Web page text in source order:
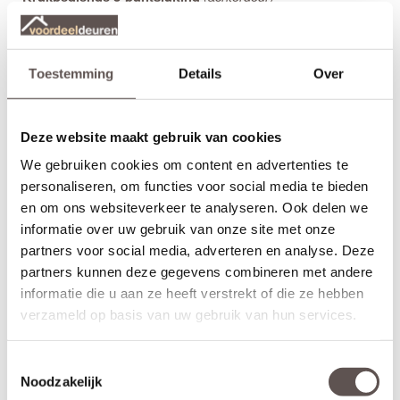
Toestemming Details Over
Deze website maakt gebruik van cookies
We gebruiken cookies om content en advertenties te
personaliseren, om functies voor social media te bieden
en om ons websiteverkeer te analyseren. Ook delen we
informatie over uw gebruik van onze site met onze
partners voor social media, adverteren en analyse. Deze
partners kunnen deze gegevens combineren met andere
informatie die u aan ze heeft verstrekt of die ze hebben
verzameld op basis van uw gebruik van hun services.
Noodzakelijk
Te gebruiken voor buitendeuren met aan beide zijden een
deurkruk. Dit type
balkondeuren. De infrezing wordt netjes afgewerkt met grondverf
en de driepuntsluiting wordt direct gemonteerd. (exclusief
Te gebruiken voor buitendeuren met eenvaste knop of greep
aan de buitenkant en een deurkruk aan de binnenkant. Dit type
sleutelbediend
is ideaal voor voordeuren. De infrezing wordt
netjes afgewerkt met grondverf en de driepuntsluiting wordt direct
gemonteerd. (exclusiefknop of greep)
Montage en Afwerking
Achterdeuren worden gemonteerd met minimaal drie
hoogwaardigeveiligheidsscharnieren. Dit zorgt voor een soepele
beweging en voorkomt kromtrekken. Heb je een deur van 231,5
cm hoog? Gebruik dan vier scharnieren voor de beste
Met de heldere beschrijving uit de montagehandleiding zorg je